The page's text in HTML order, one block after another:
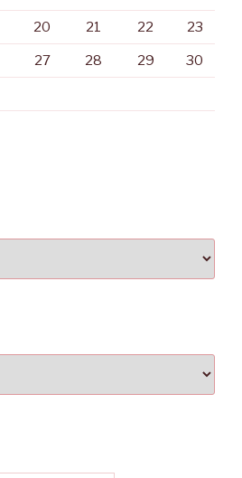
20 21 22 23
27 28 29 30